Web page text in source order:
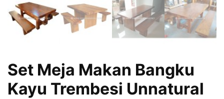
Set Meja Makan Bangku
Kayu Trembesi Unnatural